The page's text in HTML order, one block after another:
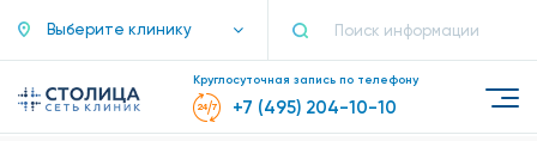
Выберите клинику
Круглосуточная запись по телефону
+7 (495) 204-10-10